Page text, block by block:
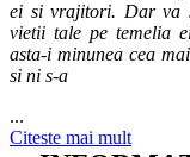
ei si vrajitori. Dar va
vietii tale pe temelia
asta-i minunea cea
si ni s-a
...
Citeste mai mult